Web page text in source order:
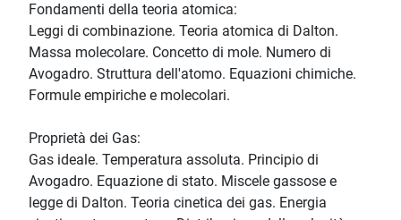
Fondamenti della teoria atomica:
Leggi di combinazione. Teoria atomica di Dalton.
Massa molecolare. Concetto di mole. Numero di
Avogadro. Struttura dell'atomo. Equazioni chimiche.
Formule empiriche e molecolari.
Proprietà dei Gas:
Gas ideale. Temperatura assoluta. Principio di
Avogadro. Equazione di stato. Miscele gassose e
legge di Dalton. Teoria cinetica dei gas. Energia